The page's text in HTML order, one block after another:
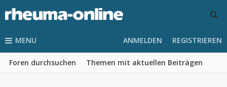
MENU
Foren durchsuchen Themen mit aktuellen Beiträgen
ANMELDEN REGISTRIEREN